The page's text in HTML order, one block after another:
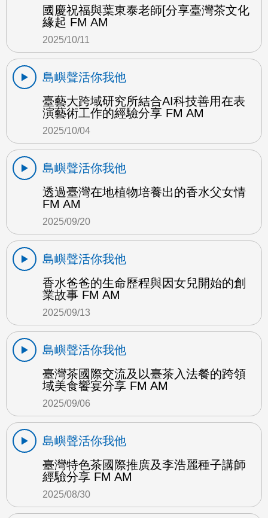
國慶祝福與葉東泰老師[分享臺灣茶文化
緣起 FM AM
2025/10/11
島嶼聲活你我他
臺藝大跨域研究所結合AI科技善用在表
演藝術工作的經驗分享 FM AM
2025/10/04
島嶼聲活你我他
透過臺灣在地植物培養出的香水父女情
FM AM
2025/09/20
島嶼聲活你我他
香水爸爸的生命歷程與因女兒開始的創
業故事 FM AM
2025/09/13
島嶼聲活你我他
臺灣茶國際交流及以臺茶入法餐的跨領
域美食饗宴分享 FM AM
2025/09/06
島嶼聲活你我他
臺灣特色茶國際推廣及李浩麗種子講師
經驗分享 FM AM
2025/08/30